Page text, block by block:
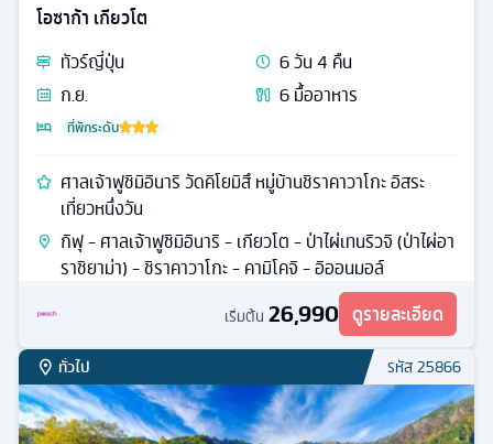
โอซาก้า เกียวโต
ทัวร์ญี่ปุ่น 6วัน4 คืน
ก.ย.
6มื้ออาหาร
ที่พักระดับ
ศาลเจ้าฟูชิมิอินาริ วัดคิโยมิสึ หมู่บ้านชิราคาวาโกะ อิสระ
เที่ยวหนึ่งวัน
กิฟุ - ศาลเจ้าฟูชิมิอินาริ - เกียวโต - ป่าไผ่เทนริวจิ (ป่าไผ่อา
ราชิยาม่า) - ชิราคาวาโกะ - คามิโคจิ - อิออนมอล์
เริ่มต้น 26,990 ดูรายละเอียด
ทั่วไป รหัส25866